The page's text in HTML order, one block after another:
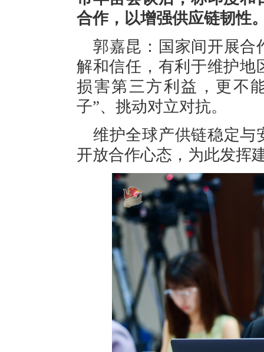
合作，以增强供应链韧性
郭嘉昆：国家间开展合
解和信任，有利于维护地
损害第三方利益，更不
子”、挑动对立对抗。
维护全球产供链稳定与
开放合作心态，为此发挥